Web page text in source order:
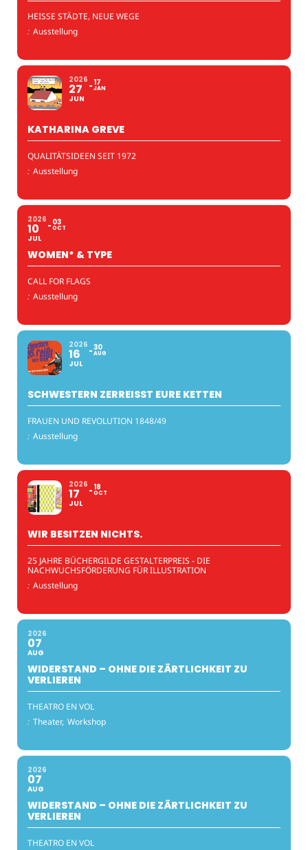
HEISSE STÄDTE, NEUE WEGE
: Ausstellung
2026
27
JUN
17
JAN
KATHARINA GREVE
QUALITÄTSIDEEN SEIT 1972
: Ausstellung
2026
10
JUL
03
OCT
WOMEN* & TYPE
CALL FOR FLAGS
: Ausstellung
2026
16
JUL
30
AUG
SCHWESTERN ZERREISST EURE KETTEN
FRAUEN UND REVOLUTION 1848/49
: Ausstellung
2026
17
JUL
18
OCT
WIR BESITZEN NICHTS.
25 JAHRE BÜCHERGILDE GESTALTERPREIS - DIE
NACHWUCHSFÖRDERUNG FÜR ILLUSTRATION
: Ausstellung
2026
07
AUG
WIDERSTAND – OHNE DIE ZÄRTLICHKEIT ZU
VERLIEREN
THEATRO EN VOL
: Theater, Workshop
2026
07
AUG
WIDERSTAND – OHNE DIE ZÄRTLICHKEIT ZU
VERLIEREN
THEATRO EN VOL